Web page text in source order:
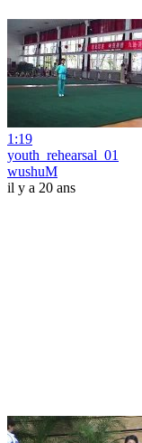
1:19
youth_rehearsal_01
wushuM
il y a 20 ans